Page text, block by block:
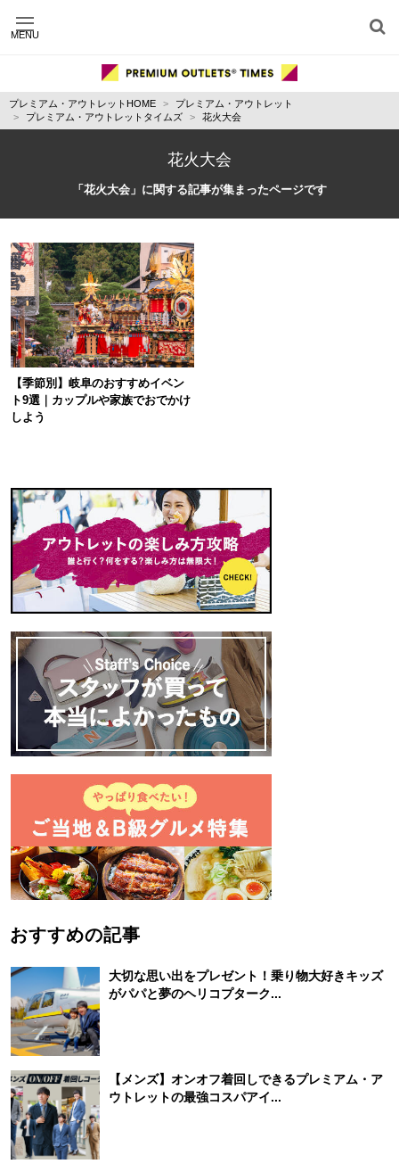
MENU
施設別に記事を探す
運営会社
利用規約
プレミアム・アウトレットHOME
プレミアム・アウトレット
プレミアム・アウトレットタイムズ
花火大会
花火大会
「花火大会」に関する記事が集まったページです
【季節別】岐阜のおすすめイベン
ト9選｜カップルや家族でおでかけ
しよう
おすすめの記事
大切な思い出をプレゼント！乗り物大好きキッズ
がパパと夢のヘリコプターク...
【メンズ】オンオフ着回しできるプレミアム・ア
ウトレットの最強コスパアイ...